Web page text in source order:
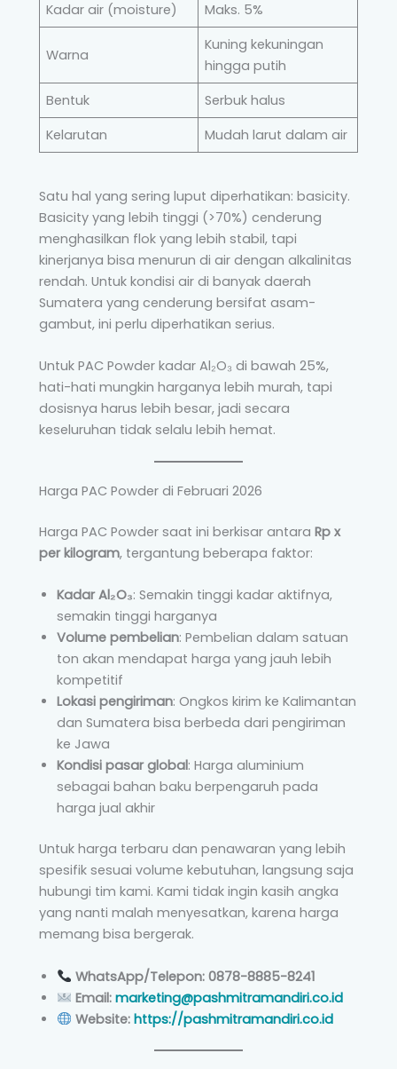
Kadar air (moisture)
Maks. 5%
Warna
Kuning kekuningan
hingga putih
Bentuk
Serbuk halus
Kelarutan
Mudah larut dalam air
Satu hal yang sering luput diperhatikan: basicity.
Basicity yang lebih tinggi (>70%) cenderung
menghasilkan flok yang lebih stabil, tapi
kinerjanya bisa menurun di air dengan alkalinitas
rendah. Untuk kondisi air di banyak daerah
Sumatera yang cenderung bersifat asam-
gambut, ini perlu diperhatikan serius.
Untuk PAC Powder kadar Al₂O₃ di bawah 25%,
hati-hati mungkin harganya lebih murah, tapi
dosisnya harus lebih besar, jadi secara
keseluruhan tidak selalu lebih hemat.
Harga PAC Powder di Februari 2026
Harga PAC Powder saat ini berkisar antara Rp x
per kilogram, tergantung beberapa faktor:
Kadar Al₂O₃: Semakin tinggi kadar aktifnya,
semakin tinggi harganya
Volume pembelian: Pembelian dalam satuan
ton akan mendapat harga yang jauh lebih
kompetitif
Lokasi pengiriman: Ongkos kirim ke Kalimantan
dan Sumatera bisa berbeda dari pengiriman
ke Jawa
Kondisi pasar global: Harga aluminium
sebagai bahan baku berpengaruh pada
harga jual akhir
Untuk harga terbaru dan penawaran yang lebih
spesifik sesuai volume kebutuhan, langsung saja
hubungi tim kami. Kami tidak ingin kasih angka
yang nanti malah menyesatkan, karena harga
memang bisa bergerak.
WhatsApp/Telepon: 0878-8885-8241
Email: marketing@pashmitramandiri.co.id
Website: https://pashmitramandiri.co.id